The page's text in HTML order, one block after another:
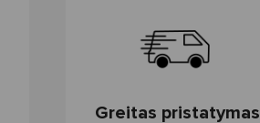
Greitas pristatymas